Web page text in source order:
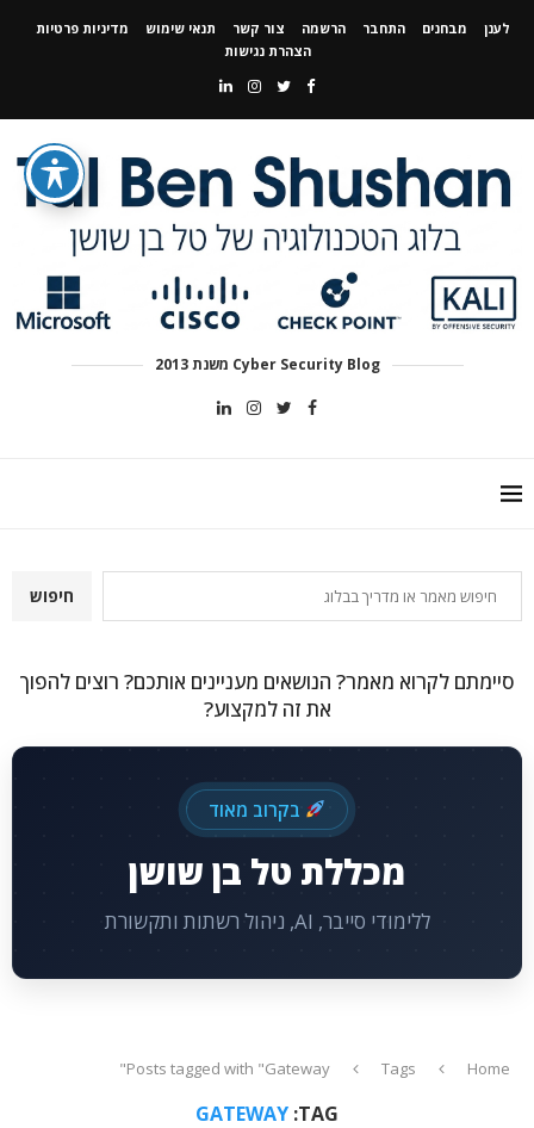
לענן מבחנים התחבר הרשמה צור קשר תנאי שימוש
מדיניות פרטיות
הצהרת נגישות
Cyber Security Blog משנת 2013
חיפוש
סיימתם לקרוא מאמר? הנושאים מעניינים אותכם? רוצים להפוך
את זה למקצוע?
בקרוב מאוד
מכללת טל בן שושן
ללימודי סייבר, AI, ניהול רשתות ותקשורת
Home
Tags
Posts tagged with "Gateway"
TAG:
GATEWAY